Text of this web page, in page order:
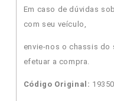
Em caso de dúvidas
com seu veículo,
envie-nos o chassis do
efetuar a compra.
Código Original: